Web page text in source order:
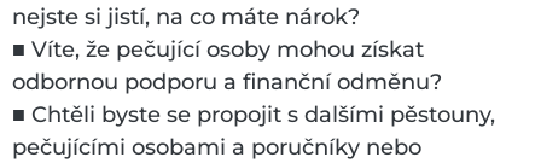
nejste si jistí, na co máte nárok?
■ Víte, že pečující osoby mohou získat
odbornou podporu a finanční odměnu?
■ Chtěli byste se propojit s dalšími pěstouny,
pečujícími osobami a poručníky nebo